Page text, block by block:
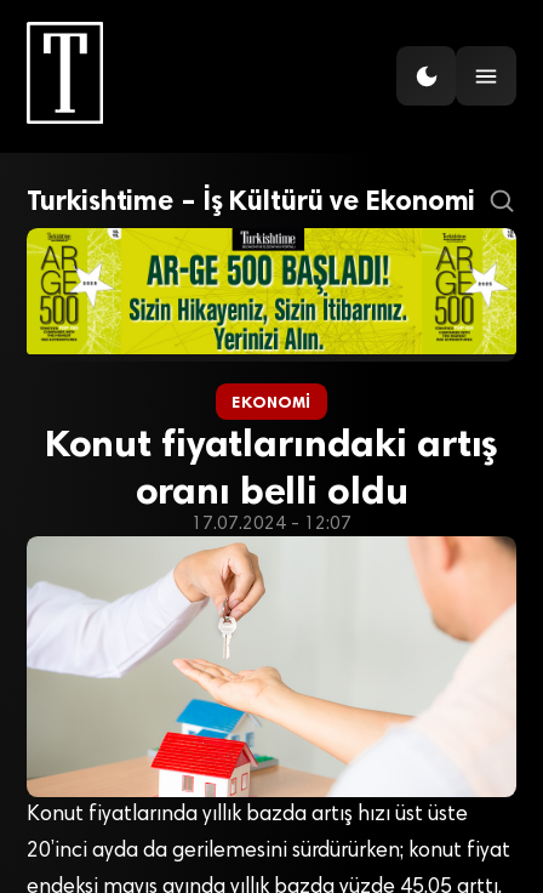
Turkishtime – İş Kültürü ve Ekonomi
EKONOMI
Konut fiyatlarındaki artış
oranı belli oldu
17.07.2024 - 12:07
Konut fiyatlarında yıllık bazda artış hızı üst üste
20’inci ayda da gerilemesini sürdürürken; konut fiyat
endeksi mayıs ayında yıllık bazda yüzde 45,05 arttı.